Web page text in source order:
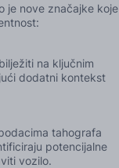
je nove značajke koje
na ključnim
dodatni kontekst
tahografa
potencijalne
vozilo.